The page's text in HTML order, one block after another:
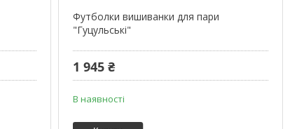
Футболки вишиванки для пари
"Гуцульські"
1 945 ₴
В наявності